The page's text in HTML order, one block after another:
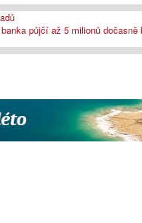
půjčí až 5 milionů